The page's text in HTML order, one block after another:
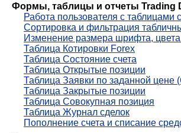
Формы, таблицы и отчеты Trading
Работа пользователя с таблицами
Сортировка и фильтрация
Изменение размера шрифта,
Таблица Котировки Forex
Таблица Состояние счета
Таблица Открытые позиции
Таблица Заявки по заданной цене
Таблица Закрытые позиции
Таблица Совокупная позиция
Таблица Журнал сделок
Пополнение счета и списание